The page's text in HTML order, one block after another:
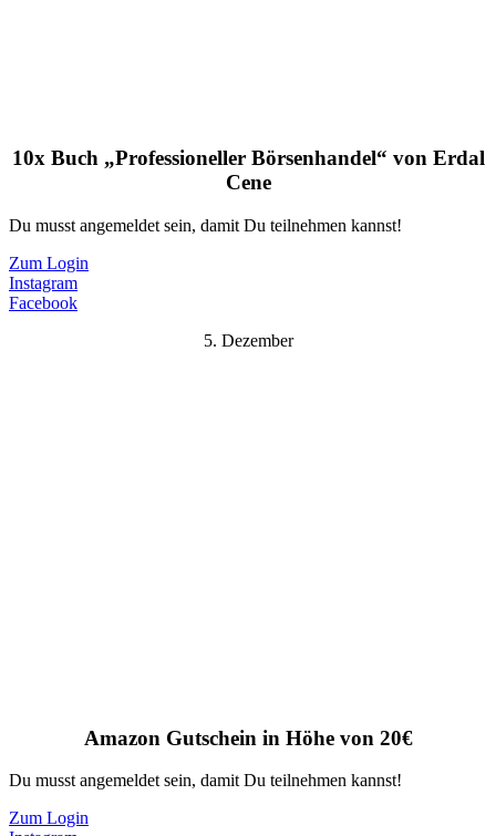
10x Buch „Professioneller Börsenhandel“ von Erdal
Cene
Du musst angemeldet sein, damit Du teilnehmen kannst!
Zum Login
Instagram
Facebook
5. Dezember
Amazon Gutschein in Höhe von 20€
Du musst angemeldet sein, damit Du teilnehmen kannst!
Zum Login